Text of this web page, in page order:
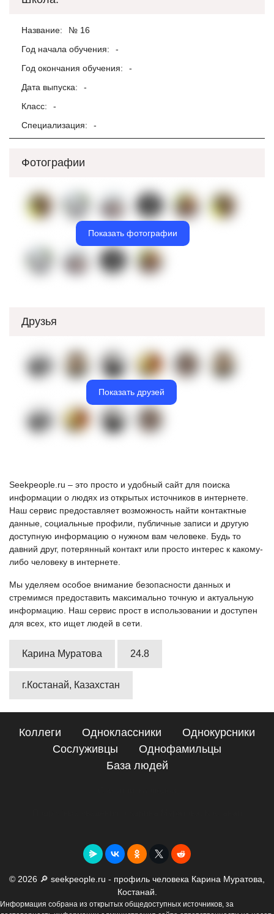
Название:
№ 16
Год начала обучения:
-
Год окончания обучения:
-
Дата выпуска:
-
Класс:
-
Специализация:
-
Фотографии
Показать фотографии
Друзья
Показать друзей
Seekpeople.ru – это просто и удобный сайт для поиска
информации о людях из открытых источников в интернете.
Наш сервис предоставляет возможность найти контактные
данные, социальные профили, публичные записи и другую
доступную информацию о нужном вам человеке. Будь то
давний друг, потерянный контакт или просто интерес к какому-
либо человеку в интернете.
Мы уделяем особое внимание безопасности данных и
стремимся предоставить максимально точную и актуальную
информацию. Наш сервис прост в использовании и доступен
для всех, кто ищет людей в сети.
Карина Муратова 24.8
г.Костанай, Казахстан
Коллеги Одноклассники
Однокурсники
Сослуживцы
Однофамильцы
База людей
© 2026 🔎 seekpeople.ru - профиль человека Карина Муратова,
Костанай.
Информация собрана из открытых общедоступных источников, за